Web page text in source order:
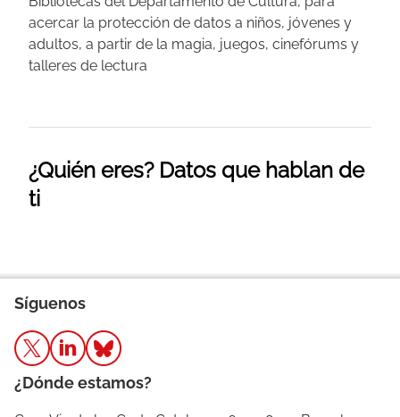
acercar la protección de datos a niños, jóvenes y
adultos, a partir de la magia, juegos, cinefórums y
talleres de lectura
¿Quién eres? Datos que hablan de
ti
Síguenos
¿Dónde estamos?